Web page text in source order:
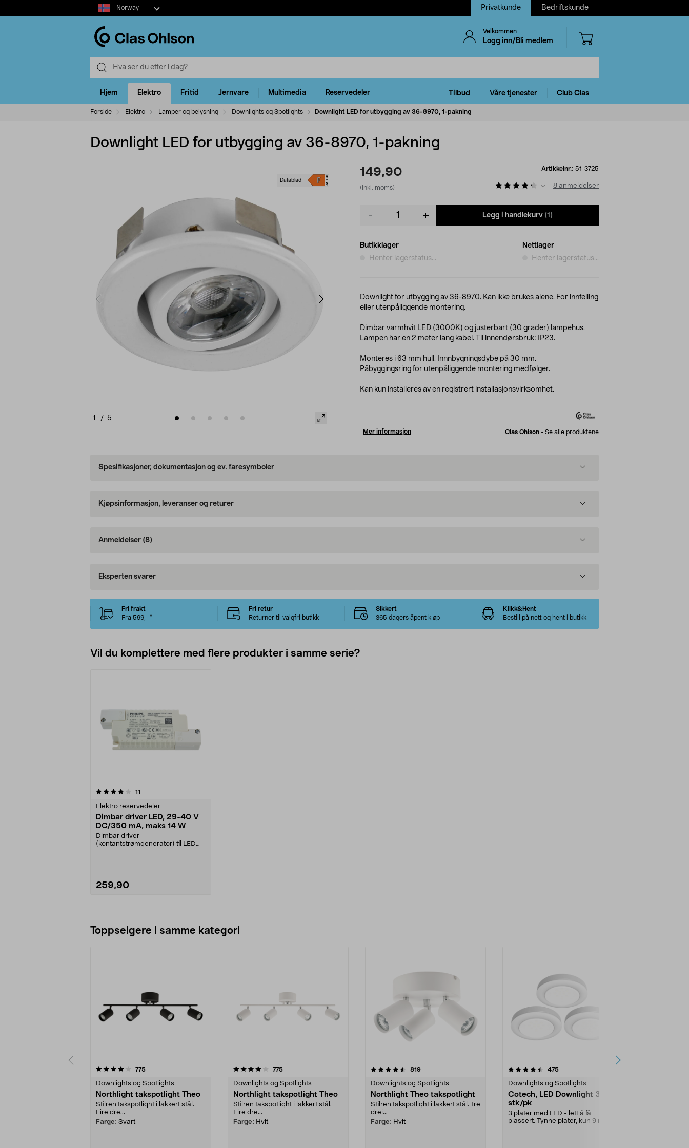
Select
market
Norway Privatkunde Bedriftskunde
Velkommen
Logg inn/Bli medlem
Hjem Elektro Fritid Jernvare Multimedia Reservedeler Tilbud Våre tjenester Club Clas
Forside Elektro Lamper og belysning Downlights og Spotlights Downlight LED for utbygging av 36-8970, 1-pakning
Downlight LED for utbygging av 36-8970, 1-pakning
Datablad
1 / 5
149,90
(inkl. moms)
Artikkelnr.: 51-3725
8 anmeldelser
Legg i handlekurv (1)
Butikklager
Henter lagerstatus...
Nettlager
Henter lagerstatus...
Downlight for utbygging av 36-8970. Kan ikke brukes alene. For innfelling
eller utenpåliggende montering.
Dimbar varmhvit LED (3000K) og justerbart (30 grader) lampehus.
Lampen har en 2 meter lang kabel. Til innendørsbruk: IP23.
Monteres i 63 mm hull. Innnbygningsdybe på 30 mm.
Påbyggingsring for utenpåliggende montering medfølger.
Kan kun installeres av en registrert installasjonsvirksomhet.
Mer informasjon Clas Ohlson - Se alle produktene
Spesifikasjoner, dokumentasjon og ev. faresymboler
Kjøpsinformasjon, leveranser og returer
Anmeldelser (8)
Eksperten svarer
Fri frakt
Fra 599,–*
Fri retur
Returner til valgfri butikk
Sikkert
365 dagers åpent kjøp
Klikk&Hent
Bestill på nett og hent i butikk
Vil du komplettere med flere produkter i samme serie?
11
Elektro reservedeler
Dimbar driver LED, 29-40 V
DC/350 mA, maks 14 W
Dimbar driver
(kontantstrømgenerator) til LED
259,90
Toppselgere i samme kategori
775anmeldelser
Downlights og Spotlights
Northlight takspotlight Theo
Stilren takspotlight i lakkert stål.
Fire dre...
Farge: Svart
4.0 av 5 stjerner 775anmeldelser
Downlights og Spotlights
Northlight takspotlight Theo
Stilren takspotlight i lakkert stål.
Fire dre...
Farge: Hvit
4.5 av 5 stjerner 819anmeldelser
Downlights og Spotlights
Northlight Theo takspotlight
Stilren takspotlight i lakkert stål. Tre
drei...
Farge: Hvit
4.5 av 5 stjerner 475anmeldelser
Downlights og Spotlights
Cotech, LED Downlight 3
stk/pk
3 plater med LED - lett å få
plassert. Tynne plater, kun 9 mm,
4.5 av 5 stjerner